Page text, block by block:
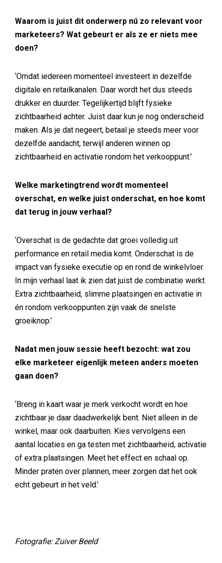
Waarom is juist dit onderwerp nú zo relevant voor
marketeers? Wat gebeurt er als ze er niets mee
doen?
‘Omdat iedereen momenteel investeert in dezelfde
digitale en retailkanalen. Daar wordt het dus steeds
drukker en duurder. Tegelijkertijd blijft fysieke
zichtbaarheid achter. Juist daar kun je nog onderscheid
maken. Als je dat negeert, betaal je steeds meer voor
dezelfde aandacht, terwijl anderen winnen op
zichtbaarheid en activatie rondom het verkooppunt.’
Welke marketingtrend wordt momenteel
overschat, en welke juist onderschat, en hoe komt
dat terug in jouw verhaal?
‘Overschat is de gedachte dat groei volledig uit
performance en retail media komt. Onderschat is de
impact van fysieke executie op en rond de winkelvloer.
In mijn verhaal laat ik zien dat juist de combinatie werkt.
Extra zichtbaarheid, slimme plaatsingen en activatie in
én rondom verkooppunten zijn vaak de snelste
groeiknop.’
Nadat men jouw sessie heeft bezocht: wat zou
elke marketeer eigenlijk meteen anders moeten
gaan doen?
‘Breng in kaart waar je merk verkocht wordt en hoe
zichtbaar je daar daadwerkelijk bent. Niet alleen in de
winkel, maar ook daarbuiten. Kies vervolgens een
aantal locaties en ga testen met zichtbaarheid, activatie
of extra plaatsingen. Meet het effect en schaal op.
Minder praten over plannen, meer zorgen dat het ook
echt gebeurt in het veld.’
Fotografie: Zuiver Beeld